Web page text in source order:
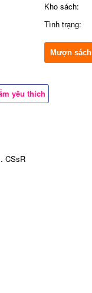
Kho sách:
Tình trạng:
Mượn sách
yêu thích
CSsR